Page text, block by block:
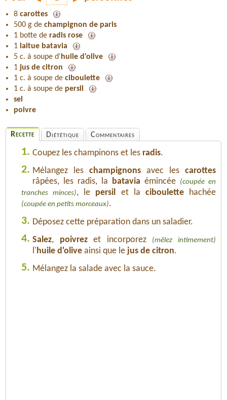
8 carottes
500 g de champignon de paris
1 botte de radis rose
1 laitue batavia
5 c. à soupe d' huile d'olive
1 jus de citron
1 c. à soupe de ciboulette
1 c. à soupe de persil
sel
poivre
Recette Diététique Commentaires
1. Coupez les champinons et les radis.
2. Mélangez les champignons avec les carottes
râpées, les radis, la
batavia émincée (coupée en
tranches minces), le persil et la ciboulettehachée
(coupée en petits morceaux).
3. Déposez cette préparation dans un saladier.
4. Salez, poivrezet incorporez (mêlez intimement)
l' huile d'olive ainsi que le jus de citron.
5. Mélangez la salade avec la sauce.